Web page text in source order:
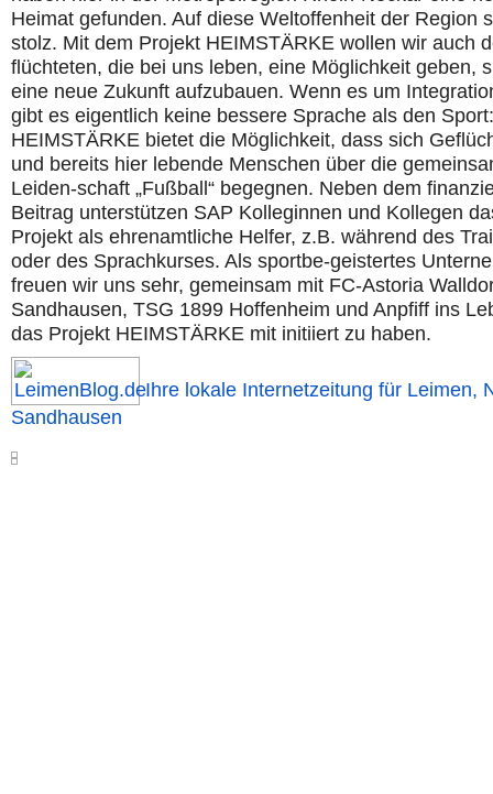
Heimat gefunden. Auf diese Weltoffenheit der Region
stolz. Mit dem Projekt HEIMSTÄRKE wollen wir auch
flüchteten, die bei uns leben, eine Möglichkeit geben,
eine neue Zukunft aufzubauen. Wenn es um
gibt es eigentlich keine bessere Sprache als den Sport:
HEIMSTÄRKE bietet die Möglichkeit, dass sich
und bereits hier lebende Menschen über die
Leiden-schaft „Fußball“ begegnen. Neben dem
Beitrag unterstützen SAP Kolleginnen und Kollegen
Projekt als ehrenamtliche Helfer, z.B. während des
oder des Sprachkurses. Als sportbe-geistertes
freuen wir uns sehr, gemeinsam mit FC-Astoria
Sandhausen, TSG 1899 Hoffenheim und Anpfiff ins
das Projekt HEIMSTÄRKE mit initiiert zu haben.
Ihre lokale Internetzeitung für Leimen,
Sandhausen